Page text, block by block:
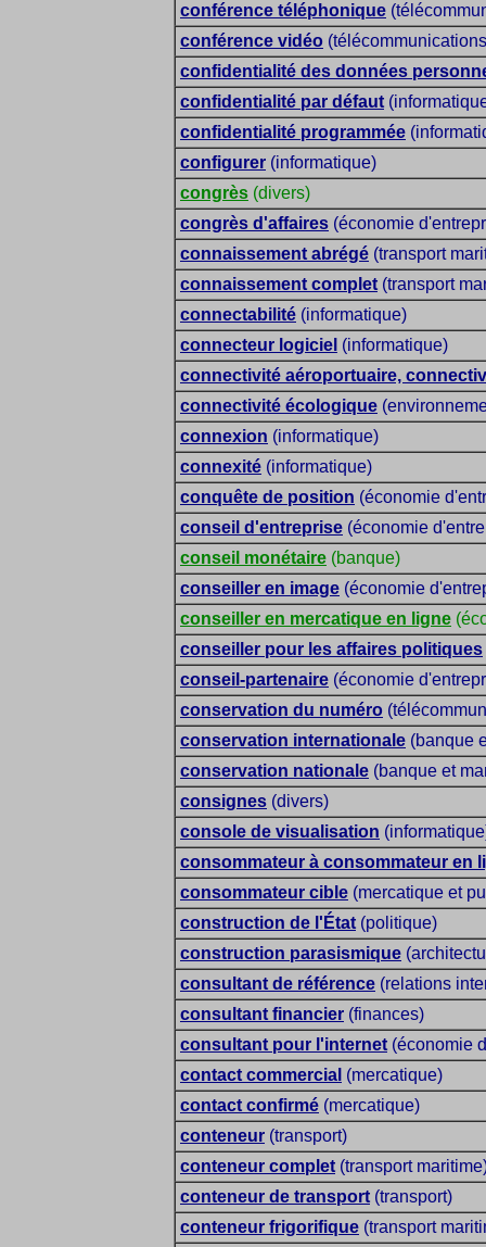
conférence téléphonique
conférence vidéo
confidentialité des données
confidentialité par défaut
confidentialité programmée
configurer (informatique)
congrès (divers)
congrès d'affaires (économie
connaissement abrégé (transport
connaissement complet (transport
connectabilité (informatique)
connecteur logiciel (informatique)
connectivité aéroportuaire,
connectivité écologique
connexion (informatique)
connexité (informatique)
conquête de position (économie
conseil d'entreprise (économie
conseil monétaire (banque)
conseiller en image (économie
conseiller en mercatique en ligne
conseiller pour les affaires politiques
conseil-partenaire (économie
conservation du numéro
conservation internationale (banque
conservation nationale (banque et
consignes (divers)
console de visualisation
consommateur à consommateur en
consommateur cible (mercatique et
construction de l'État (politique)
construction parasismique
consultant de référence (relations
consultant financier (finances)
consultant pour l'internet (économie
contact commercial (mercatique)
contact confirmé (mercatique)
conteneur (transport)
conteneur complet (transport
conteneur de transport (transport)
conteneur frigorifique (transport